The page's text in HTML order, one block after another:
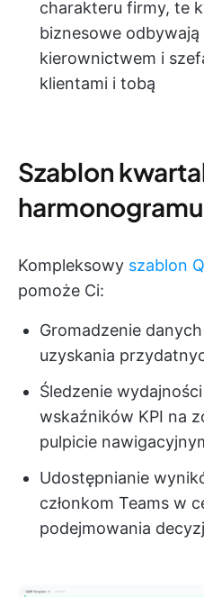
charakteru firmy, te
biznesowe odbywają
kierownictwem i
klientami i tobą
Szablon
Kompleksowy szablon
pomoże Ci:
Gromadzenie
uzyskania
Śledzenie
wskaźników KPI na
pulpicie
Udostępnianie
członkom Teams w
podejmowania